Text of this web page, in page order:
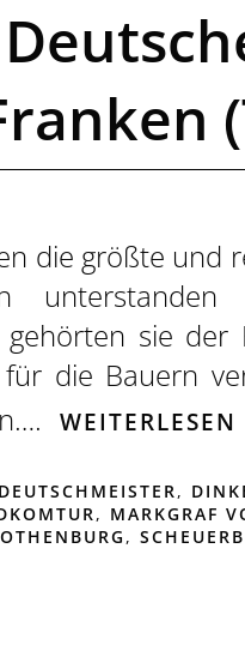
die größte und
unterstanden
sie der
die Bauern
WEITERLESEN
DEUTSCHMEISTER ,
, MARKGRAF
,